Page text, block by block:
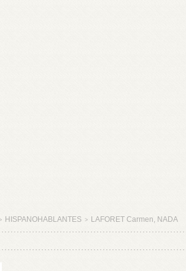
HISPANOHABLANTES > LAFORET Carmen, NADA